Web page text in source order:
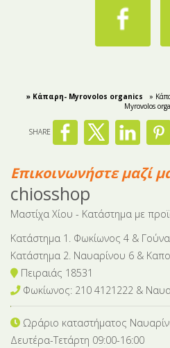
» Κάπαρη- Myrovolos organics »
Myrovolos
SHARE
Επικοινωνήστε μαζί
chiosshop
Μαστίχα Χίου - Κατάστημα με
Κατάστημα 1. Φωκίωνος 4 &
Κατάστημα 2. Ναυαρίνου 6 &
Πειραιάς 18531
Φωκίωνος: 210 4121222 &
Ωράριο καταστήματος
Δευτέρα-Tετάρτη 09:00-16:00